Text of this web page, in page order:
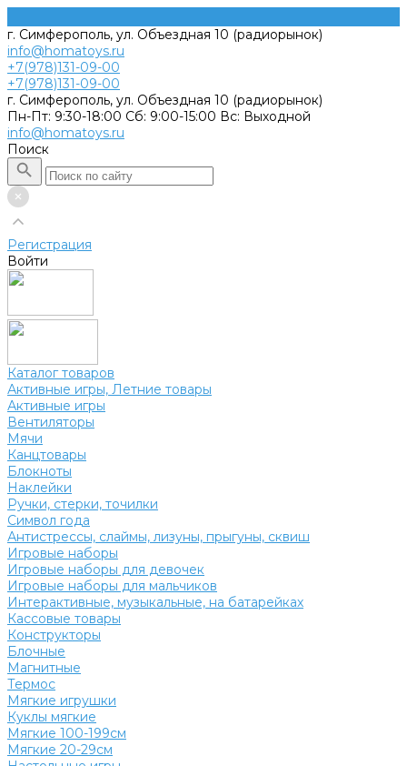
г. Симферополь, ул. Объездная 10 (радиорынок)
info@homatoys.ru
+7(978)131-09-00
+7(978)131-09-00
г. Симферополь, ул. Объездная 10 (радиорынок)
Пн-Пт: 9:30-18:00 Cб: 9:00-15:00 Вс: Выходной
info@homatoys.ru
Поиск
Регистрация
Войти
Каталог товаров
Активные игры, Летние товары
Активные игры
Вентиляторы
Мячи
Канцтовары
Блокноты
Наклейки
Ручки, стерки, точилки
Символ года
Антистрессы, слаймы, лизуны, прыгуны, сквиш
Игровые наборы
Игровые наборы для девочек
Игровые наборы для мальчиков
Интерактивные, музыкальные, на батарейках
Кассовые товары
Конструкторы
Блочные
Магнитные
Термос
Мягкие игрушки
Куклы мягкие
Мягкие 100-199см
Мягкие 20-29см